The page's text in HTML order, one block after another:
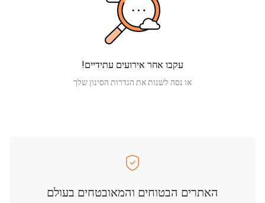
עקבו אחר אירועים עתידיים!
או נסה לשנות את הגדרות הסינון שלך
האתרים הבטוחים והמאובטחים בעולם